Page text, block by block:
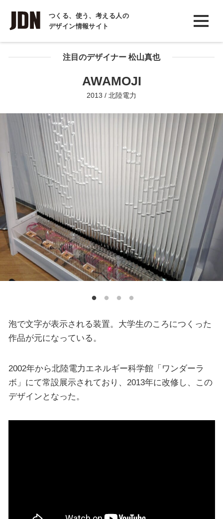
つくる、使う、考える人の
デザイン情報サイト
INTERVIEW
インタビュー
REPORT注目のデザイナー 松山真也
AWAMOJI
2013 / 北陸電力
泡で文字が表示される装置。大学生のころにつくった
作品が元になっている。
2002年から北陸電力エネルギー科学館「ワンダーラ
ボ」にて常設展示されており、2013年に改修し、この
デザインとなった。